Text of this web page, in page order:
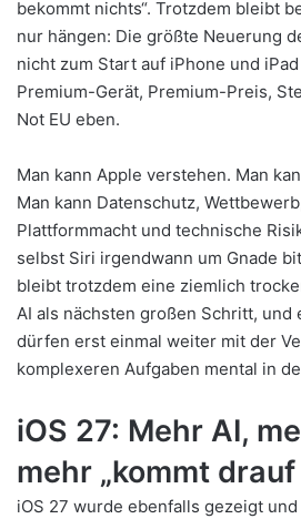
bekommt nichts“. Trotzdem bleibt
nur hängen: Die größte Neuerung
nicht zum Start auf iPhone und
Premium-Gerät, Premium-Preis,
Not EU eben.
Man kann Apple verstehen. Man
Man kann Datenschutz,
Plattformmacht und technische
selbst Siri irgendwann um Gnade
bleibt trotzdem eine ziemlich
AI als nächsten großen Schritt, und
dürfen erst einmal weiter mit der
komplexeren Aufgaben mental in
iOS 27: Mehr AI,
mehr „kommt drauf
iOS 27 wurde ebenfalls gezeigt